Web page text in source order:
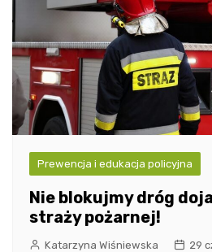
Prewencja i edukacja policyjna
Nie blokujmy dróg
straży pożarnej!
Katarzyna Wiśniewska 29